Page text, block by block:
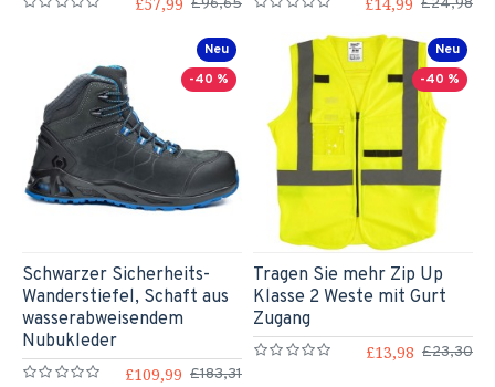
£96,65 £24,98
Neu
-40 %
Schwarzer Sicherheits-
Wanderstiefel, Schaft aus
wasserabweisendem
Nubukleder
£109,99 £183,31
Neu
-40 %
Tragen Sie mehr Zip Up
Klasse 2 Weste mit Gurt
Zugang
£13,98 £23,30